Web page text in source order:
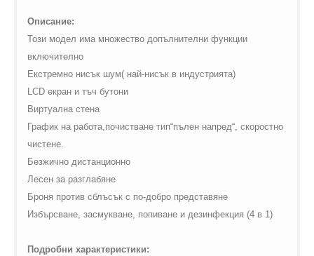
global.com/includes/templates/theme100/templates/
on line
Описание:
Този модел има множество допълнителни функции
включително
Екстремно нисък шум( най-нисък в индустрията)
LCD екран и тъч бутони
Виртуална стена
График на работа,почистване тип“пълен напред“, скоростно
чистене.
Безжично дистанционно
Лесен за разглабяне
Броня против сблъсък с по-добро представяне
Избърсване, засмукване, попиване и дезинфекция (4 в 1)
Подробни характеристики: